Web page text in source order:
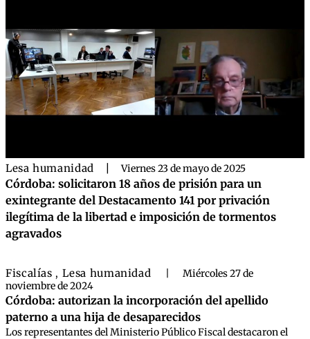
Lesa humanidad Viernes 23 de mayo de 2025
Córdoba: solicitaron 18 años de prisión para un
exintegrante del Destacamento 141 por privación
ilegítima de la libertad e imposición de tormentos
agravados
Fiscalías , Lesa humanidad
Miércoles 27 de
noviembre de 2024
Córdoba: autorizan la incorporación del apellido
paterno a una hija de desaparecidos
Los representantes del Ministerio Público Fiscal destacaron el